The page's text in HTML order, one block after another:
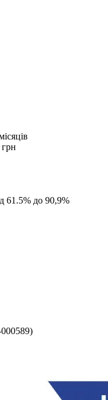
61.5% до 90,9%